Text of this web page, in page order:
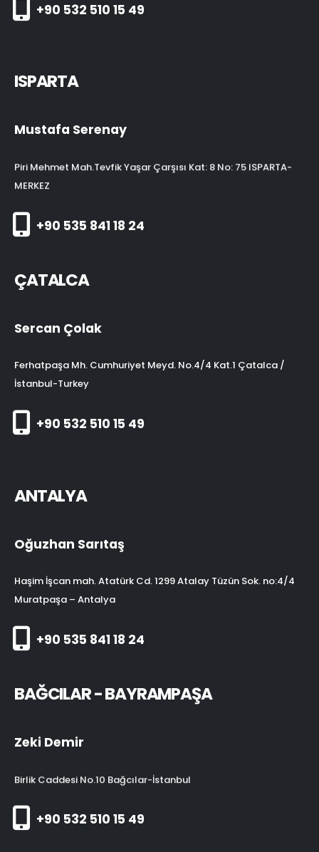
+90 532 510 15 49
ISPARTA
Mustafa Serenay
Piri Mehmet Mah.Tevfik Yaşar Çarşısı Kat: 8 No: 75 ISPARTA-
MERKEZ
+90 535 841 18 24
ÇATALCA
Sercan Çolak
Ferhatpaşa Mh. Cumhuriyet Meyd. No.4/4 Kat.1 Çatalca /
İstanbul-Turkey
+90 532 510 15 49
ANTALYA
Oğuzhan Sarıtaş
Haşim İşcan mah. Atatürk Cd. 1299 Atalay Tüzün Sok. no:4/4
Muratpaşa – Antalya
+90 535 841 18 24
BAĞCILAR - BAYRAMPAŞA
Zeki Demir
Birlik Caddesi No.10 Bağcılar-İstanbul
+90 532 510 15 49